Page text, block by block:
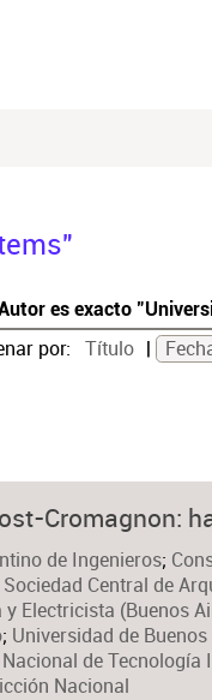
es exacto
por: Título
Cromagnon:
de Ingenieros;
Sociedad Central de
Electricista (Buenos
; Universidad de
de Tecnología
Nacional